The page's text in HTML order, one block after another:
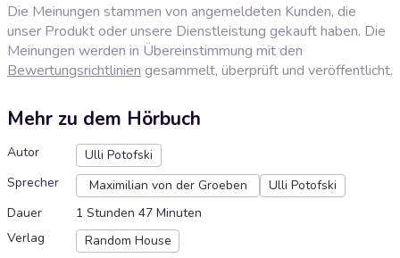
Die Meinungen stammen von angemeldeten Kunden, die
unser Produkt oder unsere Dienstleistung gekauft haben. Die
Meinungen werden in Übereinstimmung mit den
Bewertungsrichtlinien gesammelt, überprüft und veröffentlicht.
Mehr zu dem Hörbuch
Autor
Ulli Potofski
Sprecher
Maximilian von der Groeben
Ulli Potofski
Dauer
1 Stunden 47 Minuten
Verlag
Random House